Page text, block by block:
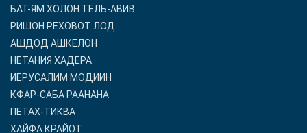
БАТ-ЯМ ХОЛОН ТЕЛЬ-АВИВ
РИШОН РЕХОВОТ ЛОД
АШДОД АШКЕЛОН
НЕТАНИЯ ХАДЕРА
ИЕРУСАЛИМ МОДИИН
КФАР-САБА РААНАНА
ПЕТАХ-ТИКВА
ХАЙФА КРАЙОТ